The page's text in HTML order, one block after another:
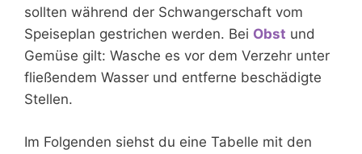
sollten während der Schwangerschaft vom
Speiseplan gestrichen werden. Bei Obst und
Gemüse gilt: Wasche es vor dem Verzehr unter
fließendem Wasser und entferne beschädigte
Stellen.
Im Folgenden siehst du eine Tabelle mit den